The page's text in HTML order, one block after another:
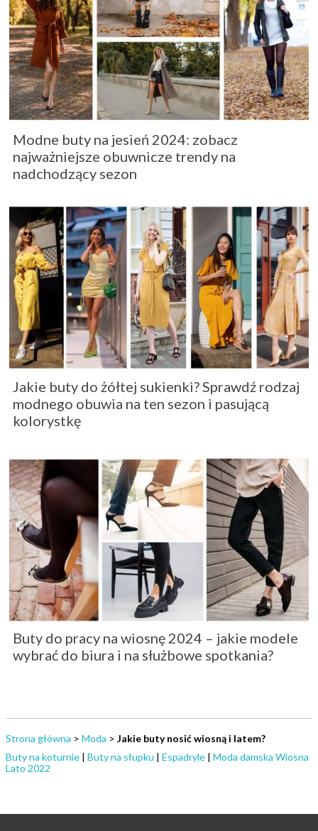
Modne buty na jesień 2024: zobacz
najważniejsze obuwnicze trendy na
nadchodzący sezon
Jakie buty do żółtej sukienki? Sprawdź rodzaj
modnego obuwia na ten sezon i pasującą
kolorystkę
Buty do pracy na wiosnę 2024 – jakie modele
wybrać do biura i na służbowe spotkania?
Strona główna > Moda > Jakie buty nosić wiosną i latem?
Buty na koturnie | Buty na słupku | Espadryle | Moda damska Wiosna
Lato 2022